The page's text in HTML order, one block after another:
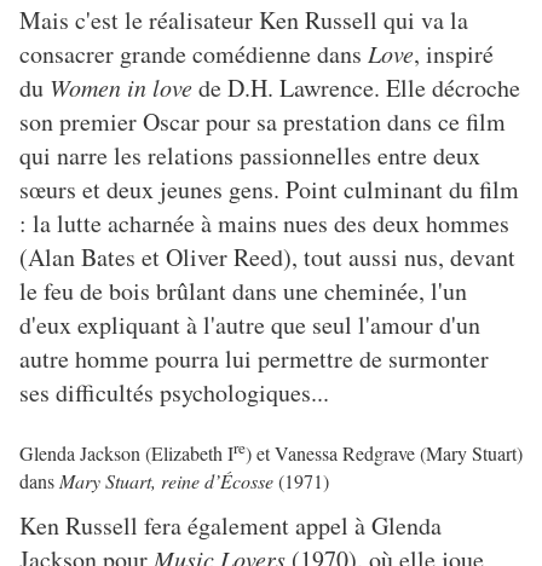
Mais c'est le réalisateur Ken Russell qui va la
consacrer grande comédienne dans Love, inspiré
du Women in lovede D.H. Lawrence. Elle décroche
son premier Oscar pour sa prestation dans ce film
qui narre les relations passionnelles entre deux
sœurs et deux jeunes gens. Point culminant du film
: la lutte acharnée à mains nues des deux hommes
(Alan Bates et Oliver Reed), tout aussi nus, devant
le feu de bois brûlant dans une cheminée, l'un
d'eux expliquant à l'autre que seul l'amour d'un
autre homme pourra lui permettre de surmonter
ses difficultés psychologiques...
Glenda Jackson (Elizabeth Ire) et Vanessa Redgrave (Mary Stuart)
dans Mary Stuart, reine d’Écosse(1971)
Ken Russell fera également appel à Glenda
Jackson pourMusic Lovers (1970), où elle joue